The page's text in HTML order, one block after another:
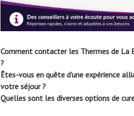
Comment contacter les Thermes de La
?
Êtes-vous en quête d’une expérience
votre séjour ?
Quelles sont les diverses options de